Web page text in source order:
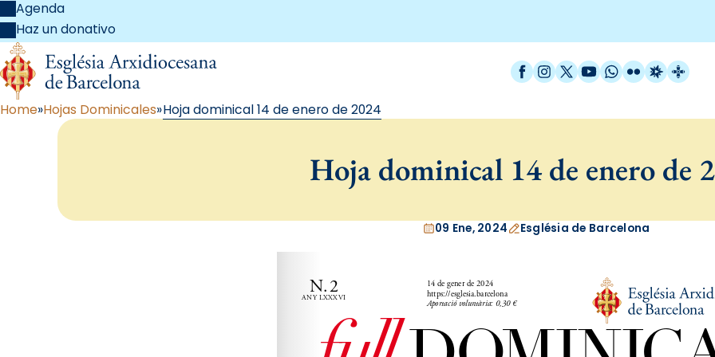
Agenda
Haz un donativo
Facebook
Instagram
X / Twitter
YouTube
WhatsApp
FlickrRadio
Home Hojas Dominicales Hoja dominical 14 de enero de 2024
Hoja dominical 14 de enero de
09 Ene, 2024 Església de Barcelona